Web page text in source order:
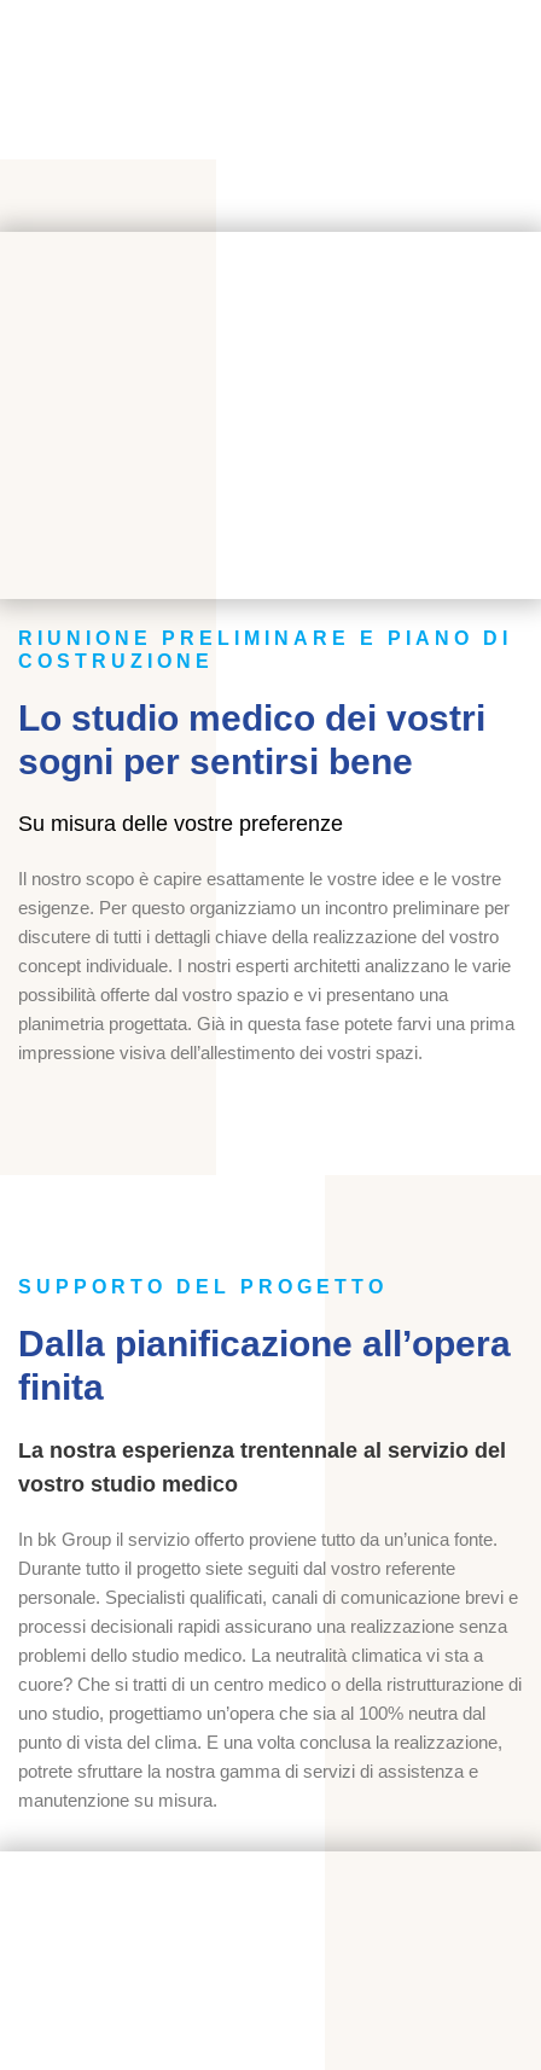
RIUNIONE PRELIMINARE E PIANO DI
COSTRUZIONE
Lo studio medico dei vostri
sogni per sentirsi bene
Su misura delle vostre preferenze
Il nostro scopo è capire esattamente le vostre idee e le vostre
esigenze. Per questo organizziamo un incontro preliminare per
discutere di tutti i dettagli chiave della realizzazione del vostro
concept individuale. I nostri esperti architetti analizzano le varie
possibilità offerte dal vostro spazio e vi presentano una
planimetria progettata. Già in questa fase potete farvi una prima
impressione visiva dell’allestimento dei vostri spazi.
SUPPORTO DEL PROGETTO
Dalla pianificazione all’opera
finita
La nostra esperienza trentennale al servizio del
vostro studio medico
In bk Group il servizio offerto proviene tutto da un’unica fonte.
Durante tutto il progetto siete seguiti dal vostro referente
personale. Specialisti qualificati, canali di comunicazione brevi e
processi decisionali rapidi assicurano una realizzazione senza
problemi dello studio medico. La neutralità climatica vi sta a
cuore? Che si tratti di un centro medico o della ristrutturazione di
uno studio, progettiamo un’opera che sia al 100% neutra dal
punto di vista del clima. E una volta conclusa la realizzazione,
potrete sfruttare la nostra gamma di servizi di assistenza e
manutenzione su misura.